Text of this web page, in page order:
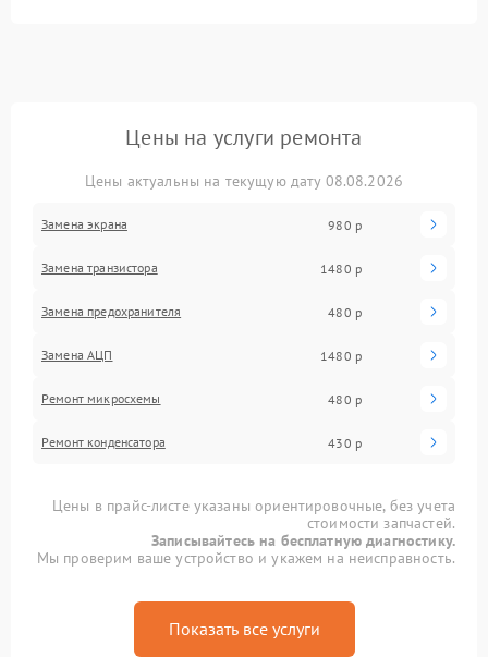
Цены на услуги ремонта
Цены актуальны на текущую дату 08.08.2026
Замена экрана 980 р
Замена транзистора 1480 р
Замена предохранителя 480 р
Замена АЦП 1480 р
Ремонт микросхемы 480 р
Ремонт конденсатора 430 р
Цены в прайс-листе указаны ориентировочные, без учета
стоимости запчастей.
Записывайтесь на бесплатную диагностику.
Мы проверим ваше устройство и укажем на неисправность.
Показать все услуги